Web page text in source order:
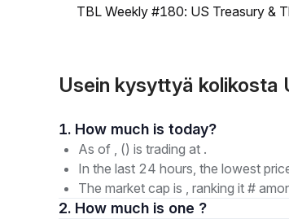
TBL Weekly #180: US Treasury &
Usein kysyttyä kolikosta
1. How much is today?
As of , () is trading at .
In the last 24 hours, the lowest
The market cap is , ranking it #
2. How much is one ?